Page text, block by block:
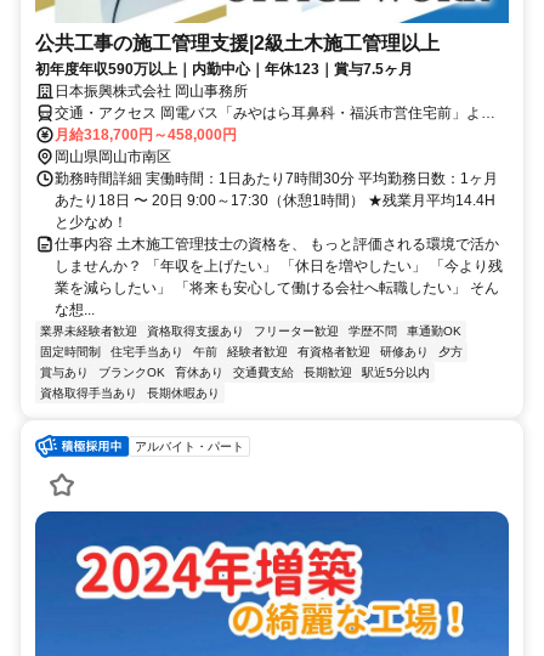
公共工事の施工管理支援|2級土木施工管理以上
初年度年収590万以上｜内勤中心｜年休123｜賞与7.5ヶ月
日本振興株式会社 岡山事務所
交通・アクセス 岡電バス「みやはら耳鼻科・福浜市営住宅前」より
徒歩約3分
月給318,700円～458,000円
岡山県岡山市南区
勤務時間詳細 実働時間：1日あたり7時間30分 平均勤務日数：1ヶ月
あたり18日 〜 20日 9:00～17:30（休憩1時間） ★残業月平均14.4H
と少なめ！
仕事内容 土木施工管理技士の資格を、 もっと評価される環境で活か
しませんか？ 「年収を上げたい」 「休日を増やしたい」 「今より残
業を減らしたい」 「将来も安心して働ける会社へ転職したい」 そん
な想...
業界未経験者歓迎 資格取得支援あり フリーター歓迎 学歴不問
車通勤OK
固定時間制
住宅手当あり 午前 経験者歓迎 有資格者歓迎 研修あり
夕方
賞与あり
ブランクOK 育休あり 交通費支給 長期歓迎
駅近5分以内
資格取得手当あり
長期休暇あり
アルバイト・パート